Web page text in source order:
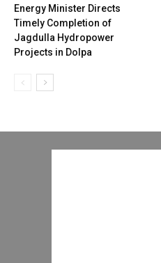
Energy Minister Directs
Timely Completion of
Jagdulla Hydropower
Projects in Dolpa